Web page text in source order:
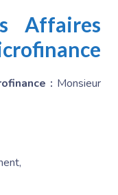
Affaires
: Monsieur